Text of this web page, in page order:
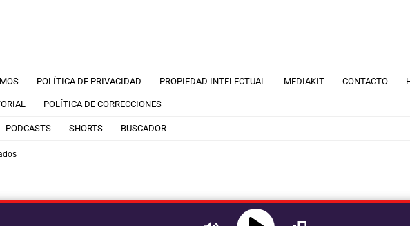
POLÍTICA DE PRIVACIDAD PROPIEDAD INTELECTUAL MEDIAKIT CONTACTO
POLÍTICA DE CORRECCIONES
PODCASTS SHORTS BUSCADOR